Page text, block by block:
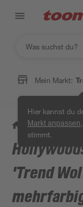
Mein Markt:
Hier kannst du
Markt anpassen
stimmt.
/ Garten &
'Trend